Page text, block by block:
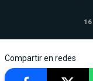
Compartir en redes